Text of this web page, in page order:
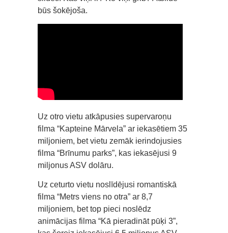
būs šokējoša.
Uz otro vietu atkāpusies supervaroņu
filma “Kapteine Mārvela” ar iekasētiem 35
miljoniem, bet vietu zemāk ierindojusies
filma “Brīnumu parks”, kas iekasējusi 9
miljonus ASV dolāru.
Uz ceturto vietu noslīdējusi romantiskā
filma “Metrs viens no otra” ar 8,7
miljoniem, bet top pieci noslēdz
animācijas filma “Kā pieradināt pūķi 3”,